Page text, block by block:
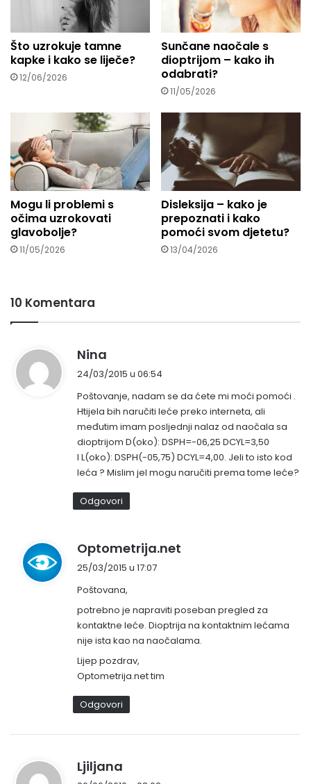
Što uzrokuje tamne
kapke i kako se liječe?
12/06/2026
Sunčane naočale s
dioptrijom – kako ih
odabrati?
11/05/2026
Mogu li problemi s
očima uzrokovati
glavobolje?
11/05/2026
Disleksija – kako je
prepoznati i kako
pomoći svom djetetu?
13/04/2026
10 Komentara
Nina
a
i
s
a
o
:
24/03/2015 u 06:54
Poštovanje, nadam se da ćete mi moći pomoći .
Htijela bih naručiti leće preko interneta, ali
međutim imam posljednji nalaz od naočala sa
dioptrijom D(oko): DSPH=-06,25 DCYL=3,50
I L(oko): DSPH(-05,75) DCYL=4,00. Jeli to isto kod
leća ? Mislim jel mogu naručiti prema tome leće?
Odgovori
Optometrija.net
s
a
o
25/03/2015 u 17:07
Poštovana,
potrebno je napraviti poseban pregled za
kontaktne leće. Dioptrija na kontaktnim lećama
nije ista kao na naočalama.
Lijep pozdrav,
Optometrija.net tim
Odgovori
Ljiljana
a